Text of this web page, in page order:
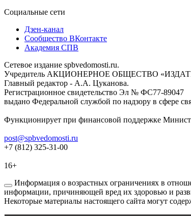
Социальные сети
Дзен-канал
Сообщество ВКонтакте
Академия СПВ
Сетевое издание spbvedomosti.ru.
Учредитель АКЦИОНЕРНОЕ ОБЩЕСТВО
Главный редактор - А.А. Цуканова.
Регистрационное свидетельство Эл № ФС77-89047
выдано Федеральной службой по надзору в сфере
Функционирует при финансовой поддержке
post@spbvedomosti.ru
+7 (812) 325-31-00
16+
Информация о возрастных ограничениях в
информации, причиняющей вред их здоровью и
Некоторые материалы настоящего сайта могут